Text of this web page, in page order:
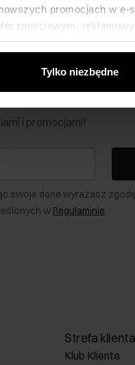
promocjach w
lub uzyskanymi
Tylko niezbędne
i promocjami!
swoje dane wyrażasz
w Regulaminie.
Strefa klienta
Klub Klienta